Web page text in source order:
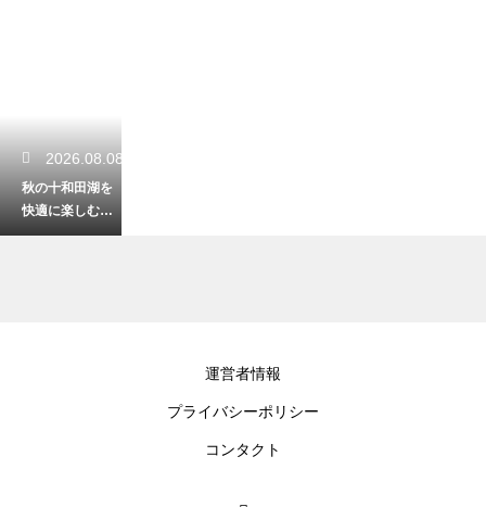
2026.08.08
秋の十和田湖を
快適に楽しむ！
気温に合わせた
運営者情報
プライバシーポリシー
コンタクト